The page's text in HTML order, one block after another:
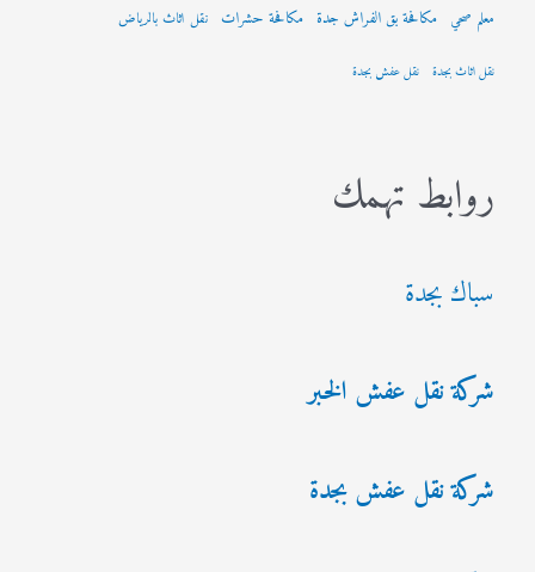
معلم صحي مكافحة بق الفراش جدة مكافحة حشرات نقل اثاث بالرياض
نقل اثاث بجدة نقل عفش بجدة
روابط تهمك
سباك بجدة
شركة نقل عفش الخبر
شركة نقل عفش بجدة